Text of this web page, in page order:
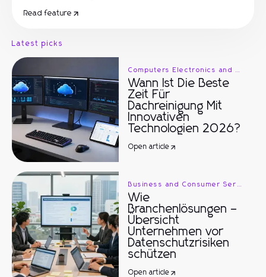
Read feature
Latest picks
Wann Ist Die Beste
Zeit Für
Dachreinigung Mit
Innovativen
Technologien 2026?
Open article
Wie
Branchenlösungen –
Übersicht
Unternehmen vor
Datenschutzrisiken
schützen
Open article